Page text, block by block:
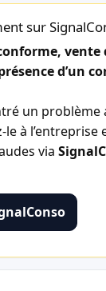
sur
vente
d’un
un problème
à l’entreprise
via